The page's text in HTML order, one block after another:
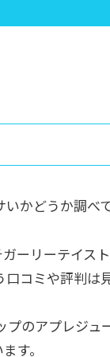
かどうか調べ
ーリーテイス
コミや評判は
のアプレジ
す。